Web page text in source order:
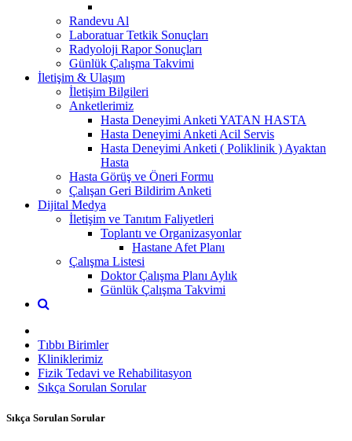
Randevu Al
Laboratuar Tetkik Sonuçları
Radyoloji Rapor Sonuçları
Günlük Çalışma Takvimi
İletişim & Ulaşım
İletişim Bilgileri
Anketlerimiz
Hasta Deneyimi Anketi YATAN HASTA
Hasta Deneyimi Anketi Acil Servis
Hasta Deneyimi Anketi ( Poliklinik ) Ayaktan
Hasta
Hasta Görüş ve Öneri Formu
Çalışan Geri Bildirim Anketi
Dijital Medya
İletişim ve Tanıtım Faliyetleri
Toplantı ve Organizasyonlar
Hastane Afet Planı
Çalışma Listesi
Doktor Çalışma Planı Aylık
Günlük Çalışma Takvimi
Tıbbı Birimler
Kliniklerimiz
Fizik Tedavi ve Rehabilitasyon
Sıkça Sorulan Sorular
Sıkça Sorulan Sorular